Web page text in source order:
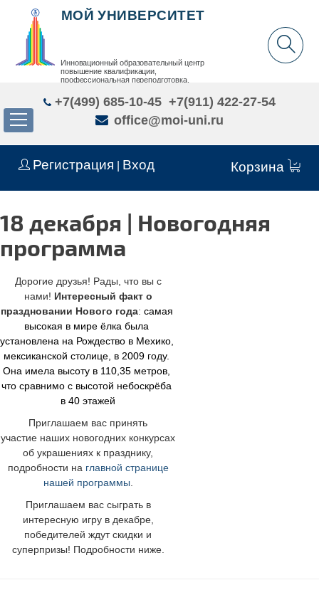
Регистрация Вход Корзина
МОЙ УНИВЕРСИТЕТ
Инновационный образовательный центр
повышение квалификации,
профессиональная переподготовка,
+7(499) 685-10-45 +7(911) 422-27-54
office@moi-uni.ru
18 декабря | Новогодняя
программа
Дорогие друзья! Рады, что вы с
нами! Интересный факт о
праздновании Нового года: самая
высокая в мире ёлка была
установлена на Рождество в Мехико,
мексиканской столице, в 2009 году.
Она имела высоту в 110,35 метров,
что сравнимо с высотой небоскрёба
в 40 этажей
Приглашаем вас принять
участие наших новогодних конкурсах
об украшениях к празднику,
подробности на главной странице
нашей программы
Приглашаем вас сыграть в
интересную игру в декабре,
победителей ждут скидки и
суперпризы! Подробности ниже.